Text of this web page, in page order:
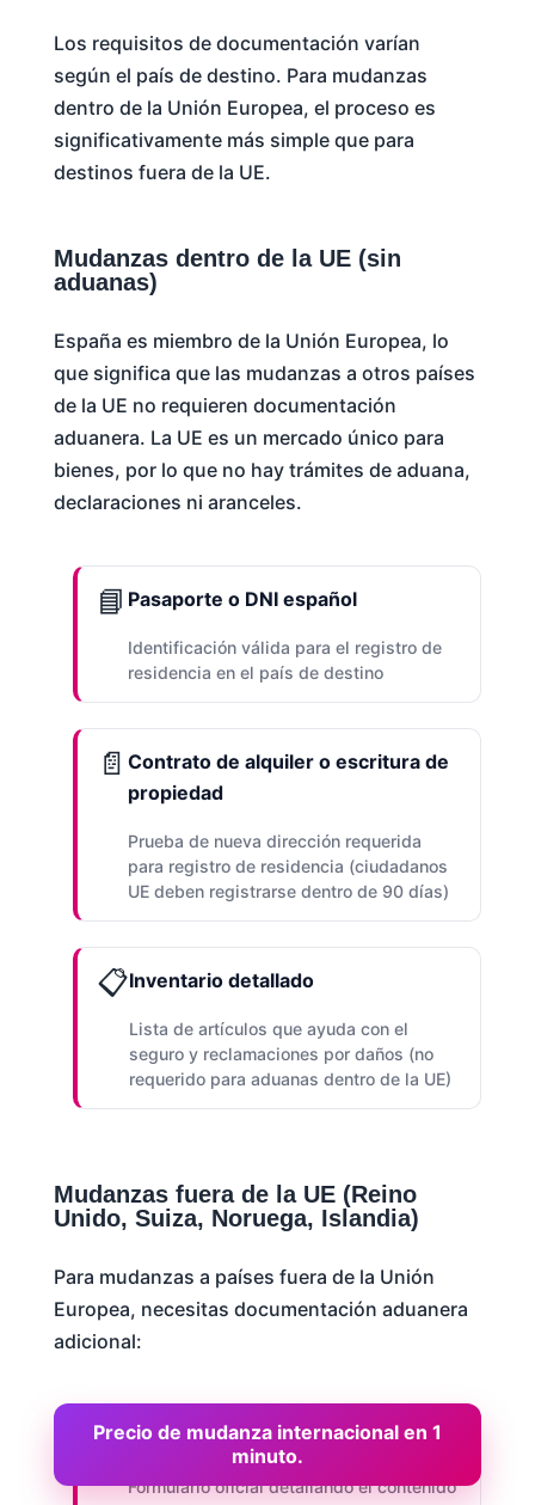
Los requisitos de documentación varían
según el país de destino. Para mudanzas
dentro de la Unión Europea, el proceso es
significativamente más simple que para
destinos fuera de la UE.
Mudanzas dentro de la UE (sin
aduanas)
España es miembro de la Unión Europea, lo
que significa que las mudanzas a otros países
de la UE no requieren documentación
aduanera. La UE es un mercado único para
bienes, por lo que no hay trámites de aduana,
declaraciones ni aranceles.
📘 Pasaporte o DNI español
Identificación válida para el registro de
residencia en el país de destino
📄 Contrato de alquiler o escritura de
propiedad
Prueba de nueva dirección requerida
para registro de residencia (ciudadanos
UE deben registrarse dentro de 90 días)
📋Inventario detallado
Lista de artículos que ayuda con el
seguro y reclamaciones por daños (no
requerido para aduanas dentro de la UE)
Mudanzas fuera de la UE (Reino
Unido, Suiza, Noruega, Islandia)
Para mudanzas a países fuera de la Unión
Europea, necesitas documentación aduanera
adicional:
📝Declaración aduanera
Formulario oficial detallando el contenido
Precio de mudanza internacional en 1
minuto.